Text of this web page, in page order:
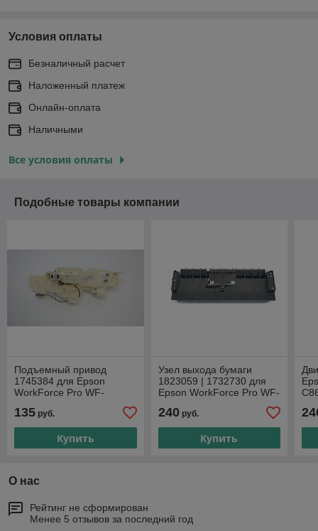
Условия оплаты
Безналичный расчет
Наложенный платеж
Онлайн-оплата
Наличными
Все условия оплаты
Подобные товары компании
Подъемный привод
1745384 для Epson
WorkForce Pro WF-
135 руб.
Купить
Узел выхода бумаги
1823059 | 1732730 для
Epson WorkForce Pro WF-
240руб.
Купить
О нас
Рейтинг не сформирован
Менее 5 отзывов за последний год